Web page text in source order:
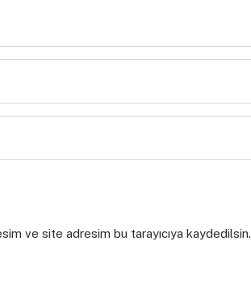
ve site adresim bu tarayıcıya kaydedilsin.